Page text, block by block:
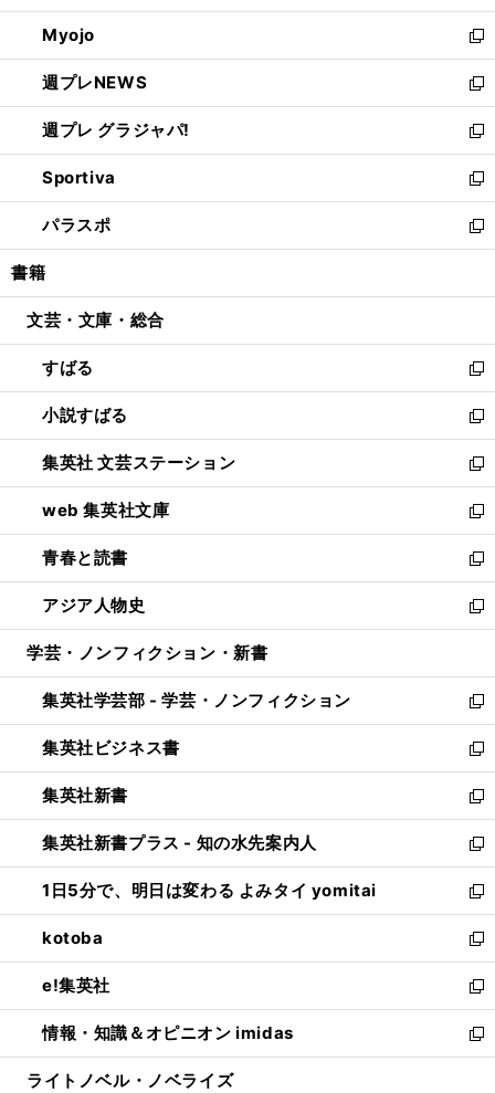
開
く
ウ
で
開
く
ン
ド
ウ
で
開
く
ウ
ィ
ン
ド
ウ
で
開
く
Myojo
新
し
い
ウ
ィ
ン
ド
ウ
で
開
週プレNEWS
新
し
い
ウ
ィ
ン
ド
ウ
開
週プレ グラジャパ!
新
し
い
ウ
ィ
ン
ウ
開
く
Sportiva
新
し
い
ウ
ン
ウ
で
開
く
パラスポ
新
し
ウ
ン
ド
ウ
で
開
く
書籍
文芸・文庫・総合
すばる
新
し
い
ウ
ィ
ン
ド
ウ
で
開
く
小説すばる
新
し
い
ウ
ィ
ン
ド
ウ
で
開
集英社 文芸ステーション
新
し
い
ウ
ィ
ン
ド
ウ
開
く
web 集英社文庫
新
し
い
ウ
ィ
ン
ウ
で
開
く
青春と読書
新
し
い
ウ
ン
ド
ウ
で
開
く
アジア人物史
新
し
ウ
ィ
ン
ド
ウ
で
開
く
学芸・ノンフィクション・新書
集英社学芸部 - 学芸・ノンフィクション
新
し
い
ウ
ィ
ン
ド
ウ
で
開
く
集英社ビジネス書
新
し
い
ウ
ィ
ン
ド
ウ
で
開
く
集英社新書
新
し
い
ウ
ィ
ン
ド
ウ
で
開
く
集英社新書プラス - 知の水先案内人
新
し
い
ウ
ィ
ン
ド
ウ
で
開
1日5分で、明日は変わる よみタイ yomitai
新
し
い
ウ
ィ
ン
ド
ウ
kotoba
新
し
い
ウ
ィ
ン
e!集英社
新
し
い
ウ
情報・知識＆オピニオン imidas
新
し
ライトノベル・ノベライズ